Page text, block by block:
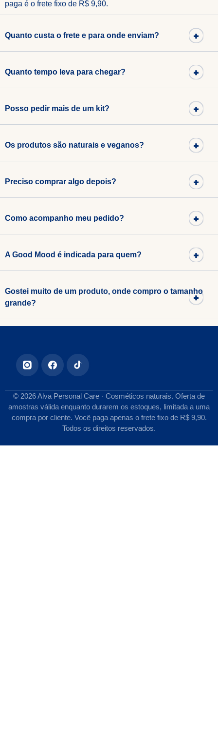
paga é o frete fixo de R$ 9,90.
Quanto custa o frete e para onde enviam?
Quanto tempo leva para chegar?
Posso pedir mais de um kit?
Os produtos são naturais e veganos?
Preciso comprar algo depois?
Como acompanho meu pedido?
A Good Mood é indicada para quem?
Gostei muito de um produto, onde compro o tamanho
grande?
© 2026 Alva Personal Care · Cosméticos naturais. Oferta de
amostras válida enquanto durarem os estoques, limitada a uma
compra por cliente. Você paga apenas o frete fixo de R$ 9,90.
Todos os direitos reservados.